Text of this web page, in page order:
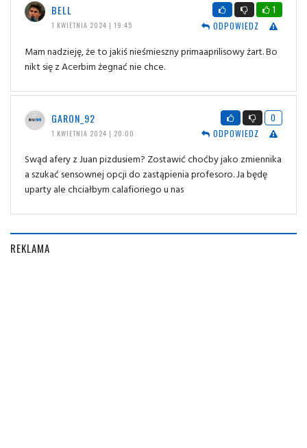
BELL
1 KWIETNIA 2024 | 19:45
1
ODPOWIEDZ
Mam nadzieję, że to jakiś nieśmieszny primaaprilisowy żart. Bo
nikt się z Acerbim żegnać nie chce.
GARON_92
1 KWIETNIA 2024 | 20:00
0
ODPOWIEDZ
Swąd afery z Juan pizdusiem? Zostawić choćby jako zmiennika
a szukać sensownej opcji do zastąpienia profesoro. Ja będę
uparty ale chciałbym calafioriego u nas
REKLAMA